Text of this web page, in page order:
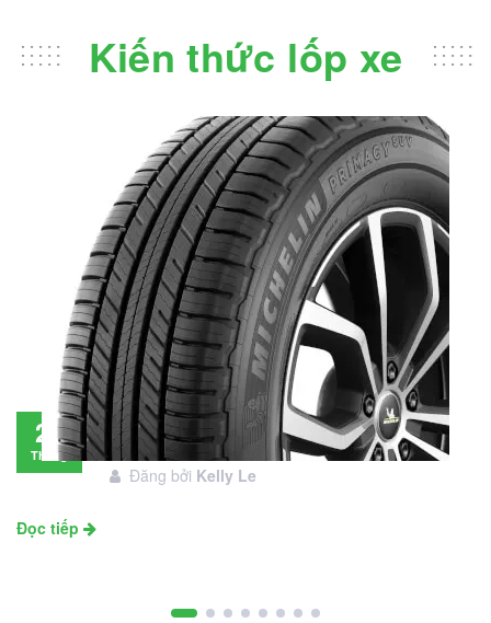
Kiến thức lốp xe
28
Tháng
Đánh giá lốp Michelin Primacy SUV: Đáng
đầu tư không?
Đăng bởi Kelly Le
Đọc tiếp